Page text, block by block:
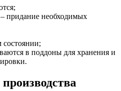
придание необходимых
в поддоны для хранения и